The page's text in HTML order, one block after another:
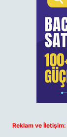
Reklam ve İletişim: